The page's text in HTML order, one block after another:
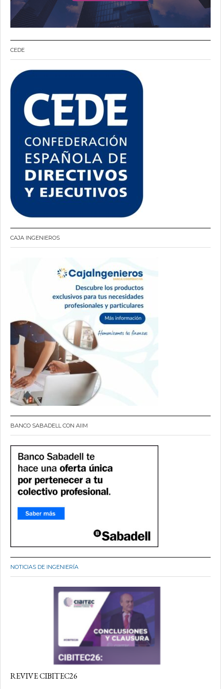
CEDE
CAJA INGENIEROS
BANCO SABADELL CON AIIM
NOTICIAS DE INGENIERÍA
REVIVE CIBITEC26